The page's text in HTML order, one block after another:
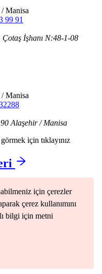
için çerezler
çerez kullanımını
bilgi için metni
/Manisa
99 91
İşhanı N:48-1-08
/Manisa
Alaşehir / Manisa
için tıklayınız
1)Kula(2 )Salihli(6)Sarıgöl
(1)Soma(3) Turgutlu